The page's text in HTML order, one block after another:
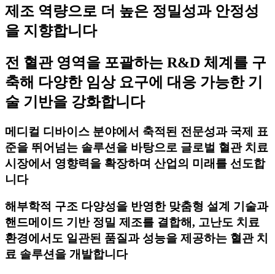
제조 역량으로 더 높은 정밀성과 안정성
을 지향합니다
전 혈관 영역을 포괄하는 R&D 체계를 구
축해 다양한 임상 요구에 대응 가능한 기
술 기반을 강화합니다
메디컬 디바이스 분야에서 축적된 전문성과 국제 표
준을 뛰어넘는 솔루션을 바탕으로 글로벌 혈관 치료
시장에서 영향력을 확장하며 산업의 미래를 선도합
니다
해부학적 구조 다양성을 반영한 맞춤형 설계 기술과
핸드메이드 기반 정밀 제조를 결합해, 고난도 치료
환경에서도 일관된 품질과 성능을 제공하는 혈관 치
료 솔루션을 개발합니다